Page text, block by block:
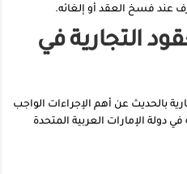
عند فسخ العقد أو إلغائه.
التجارية في
بالحديث عن أهم الإجراءات الواجب
في دولة الإمارات العربية المتحدة